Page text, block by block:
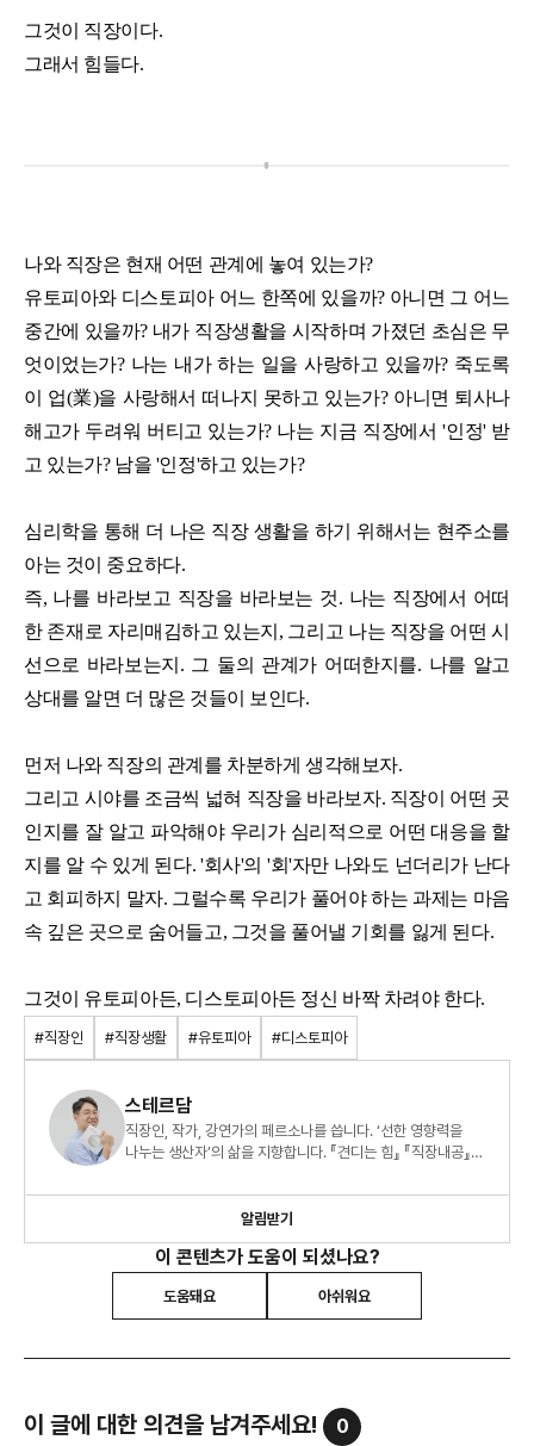
그것이 직장이다.
그래서 힘들다.
나와 직장은 현재 어떤 관계에 놓여 있는가?
유토피아와 디스토피아 어느 한쪽에 있을까? 아니면 그 어느
중간에 있을까? 내가 직장생활을 시작하며 가졌던 초심은 무
엇이었는가? 나는 내가 하는 일을 사랑하고 있을까? 죽도록
이 업(業)을 사랑해서 떠나지 못하고 있는가? 아니면 퇴사나
해고가 두려워 버티고 있는가? 나는 지금 직장에서 '인정' 받
고 있는가? 남을 '인정'하고 있는가?
심리학을 통해 더 나은 직장 생활을 하기 위해서는 현주소를
아는 것이 중요하다.
즉, 나를 바라보고 직장을 바라보는 것. 나는 직장에서 어떠
한 존재로 자리매김하고 있는지, 그리고 나는 직장을 어떤 시
선으로 바라보는지. 그 둘의 관계가 어떠한지를. 나를 알고
상대를 알면 더 많은 것들이 보인다.
먼저 나와 직장의 관계를 차분하게 생각해보자.
그리고 시야를 조금씩 넓혀 직장을 바라보자. 직장이 어떤 곳
인지를 잘 알고 파악해야 우리가 심리적으로 어떤 대응을 할
지를 알 수 있게 된다. '회사'의 '회'자만 나와도 넌더리가 난다
고 회피하지 말자. 그럴수록 우리가 풀어야 하는 과제는 마음
속 깊은 곳으로 숨어들고, 그것을 풀어낼 기회를 잃게 된다.
그것이 유토피아든, 디스토피아든 정신 바짝 차려야 한다.
#직장인 #직장생활 #유토피아 #디스토피아
스테르담
직장인, 작가, 강연가의 페르소나를 씁니다. ‘선한 영향력을
나누는 생산자’의 삶을 지향합니다. 『견디는 힘』 『직장내공』
알림받기
이 콘텐츠가 도움이 되셨나요?
도움돼요 아쉬워요
이 글에 대한 의견을 남겨주세요! 0